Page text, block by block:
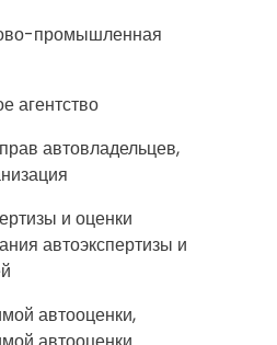
промышленная
агентство
автовладельцев,
и оценки
автоэкспертизы и
автооценки,